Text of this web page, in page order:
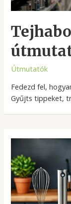
Útmutatók
Fedezd fel,
Gyűjts tippeket,